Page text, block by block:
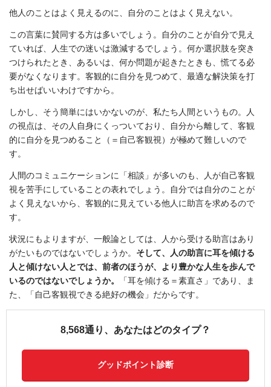
他人のことはよく見えるのに、自分のことはよく見えない。
この言葉に賛同する方は多いでしょう。自分のことが自分で見え
ていれば、人生での迷いは激減するでしょう。何か選択肢を突き
つけられたとき、あるいは、何か問題が起きたときも、慌てる必
要がなくなります。客観的に自分を見つめて、最適な解決策を打
ち出せばいいわけですから。
しかし、そう簡単にはいかないのが、私たち人間というもの。人
の視点は、その人自身にくっついており、自分から離して、客観
的に自分を見つめること（＝自己客観視）が極めて難しいので
す。
人間のコミュニケーションに「相談」が多いのも、人が自己客観
視を苦手にしていることの表れでしょう。自分では自分のことが
よく見えないから、客観的に見えている他人に助言を求めるので
す。
状況にもよりますが、一般論としては、人から受ける助言はあり
がたいものではないでしょうか。 そして、人の助言に耳を傾ける
人と傾けない人とでは、前者のほうが、より豊かな人生を歩んで
いるのではないでしょうか。
「耳を傾ける＝素直さ」であり、ま
た、「自己客観視できる絶好の機会」だからです。
8,568通り、あなたはどのタイプ？
グッドポイント診断